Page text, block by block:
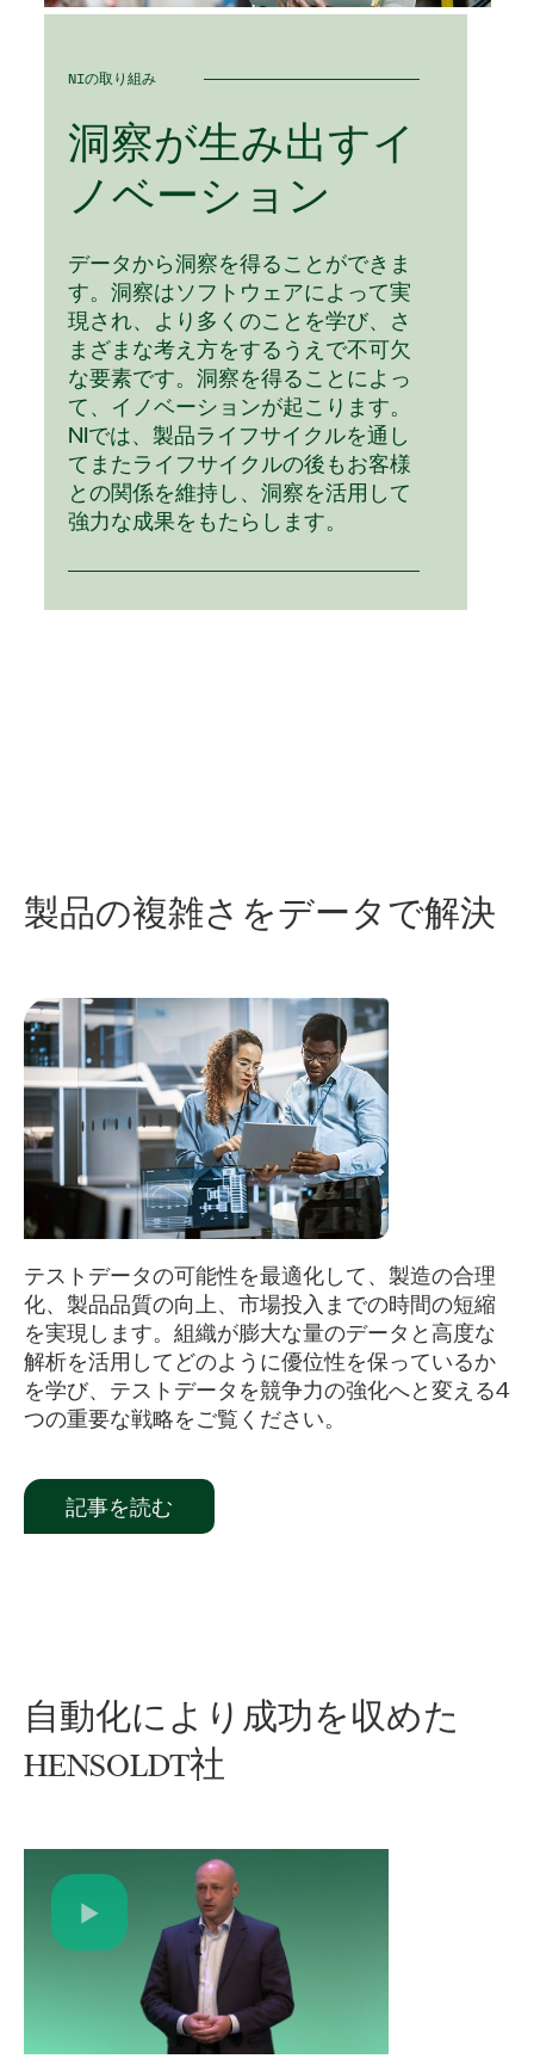
NIの取り組み
洞察が生み出すイ
ノベーション
データから洞察を得ることができま
す。洞察はソフトウェアによって実
現され、より多くのことを学び、さ
まざまな考え方をするうえで不可欠
な要素です。洞察を得ることによっ
て、イノベーションが起こります。
NIでは、製品ライフサイクルを通し
てまたライフサイクルの後もお客様
との関係を維持し、洞察を活用して
強力な成果をもたらします。
​製品の複雑さ をデータ で解決
テストデータの可能性を最適化して、製造の合理
化、製品品質の向上、市場投入までの時間の短縮
を実現します。組織が膨大な量のデータと高度な
解析を活用してどのように優位性を保っているか
を学び、テストデータを競争力の強化へと変える4
つの重要な戦略をご覧ください。
記事を読む
自動化により 成功を収めた
HENSOLDT社